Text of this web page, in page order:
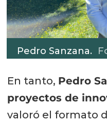
Pedro Sanzana.
En tanto, Pedro
proyectos de
valoró el formato